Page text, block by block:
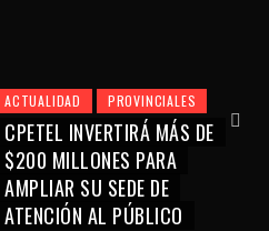
ACTUALIDAD PROVINCIALES
CPETEL INVERTIRÁ MÁS DE
$200 MILLONES PARA
AMPLIAR SU SEDE DE
ATENCIÓN AL PÚBLICO